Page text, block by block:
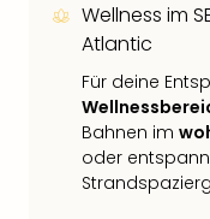
Wellness im
Atlantic
Für deine
Bahnen im
oder